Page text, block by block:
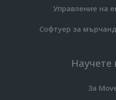
Управление на
Софтуер за
Научете
За